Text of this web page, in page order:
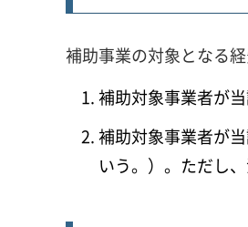
補助事業の対象となる
補助対象事業者が
補助対象事業者が
いう。）。ただし